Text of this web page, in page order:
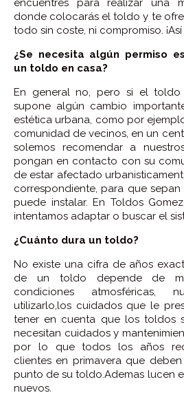
donde colocarás el toldo y te
todo sin coste, ni compromiso.
¿Se necesita algún permiso
un toldo en casa?
En general no, pero si el
supone algún cambio
estética urbana, como por
comunidad de vecinos, en un
solemos recomendar a
pongan en contacto con su
de estar afectado
correspondiente, para que
puede instalar. En Toldos
intentamos adaptar o buscar el
¿Cuánto dura un toldo?
No existe una cifra de años
de un toldo depende de
condiciones atmosféricas,
utilizarlo,los cuidados que le
tener en cuenta que los toldos
necesitan cuidados y
por lo que todos los años
clientes en primavera que
punto de su toldo.Ademas lucen
nuevos.